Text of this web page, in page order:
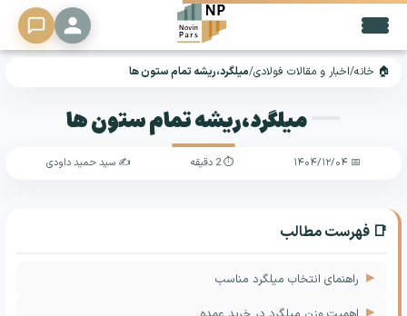
🔍
▼
تحلیل
🏠 خانه/اخبار و مقالات فولادی/میلگرد،ریشه تمام ستون ها
میلگرد،ریشه تمام ستون ها
📅 ۱۴۰۴/۱۲/۰۴ ⏱ 2 دقیقه ✍️ سید حمید داودی
📑 فهرست مطالب
راهنمای انتخاب میلگرد مناسب